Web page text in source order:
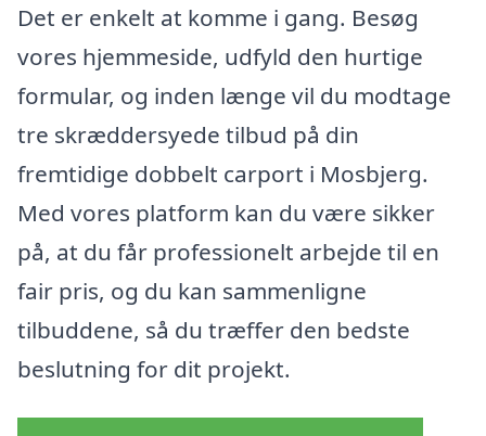
Det er enkelt at komme i gang. Besøg
vores hjemmeside, udfyld den hurtige
formular, og inden længe vil du modtage
tre skræddersyede tilbud på din
fremtidige dobbelt carport i Mosbjerg.
Med vores platform kan du være sikker
på, at du får professionelt arbejde til en
fair pris, og du kan sammenligne
tilbuddene, så du træffer den bedste
beslutning for dit projekt.